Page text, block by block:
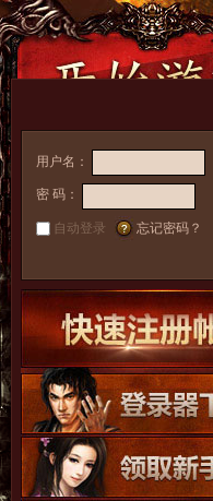
用户名：
密 码：
自动登录 忘记密码？